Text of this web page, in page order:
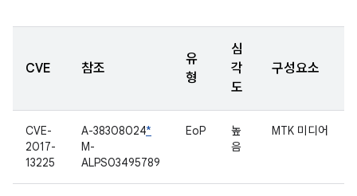
CVE 참조
유
형
심
각
도
구성요소
CVE-
2017-
13225
A-38308024*
M-
ALPS03495789
EoP
높
음
MTK 미디어